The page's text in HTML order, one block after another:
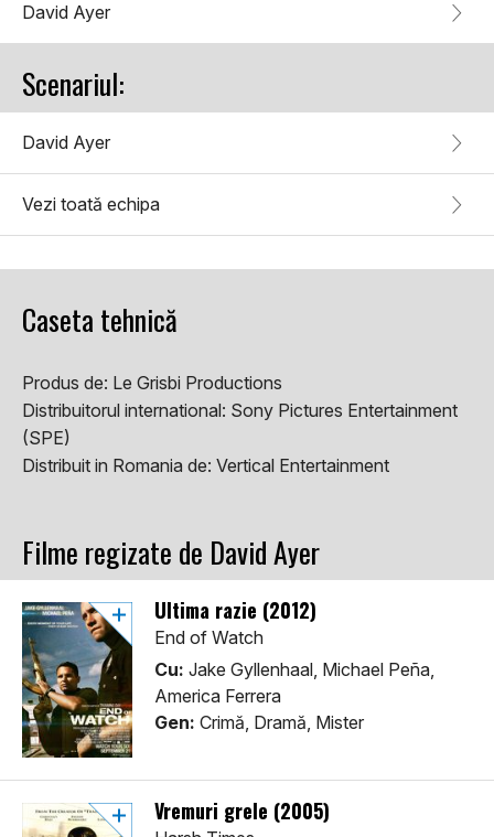
David Ayer
Scenariul:
David Ayer
Vezi toată echipa
Caseta tehnică
Produs de: Le Grisbi Productions
Distribuitorul international: Sony Pictures Entertainment
(SPE)
Distribuit in Romania de: Vertical Entertainment
Filme regizate de David Ayer
Ultima razie (2012)
End of Watch
Cu: Jake Gyllenhaal, Michael Peña,
America Ferrera
Gen: Crimă, Dramă, Mister
Vremuri grele (2005)